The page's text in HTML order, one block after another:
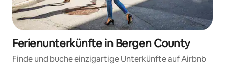
Ferienunterkünfte in Bergen County
Finde und buche einzigartige Unterkünfte auf Airbnb